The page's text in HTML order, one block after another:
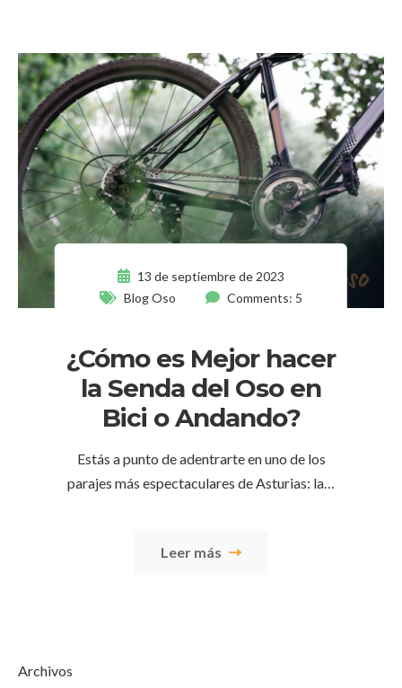
13 de septiembre de 2023
Blog Oso
Comments: 5
¿Cómo es Mejor hacer
la Senda del Oso en
Bici o Andando?
Estás a punto de adentrarte en uno de los
parajes más espectaculares de Asturias: la…
Leer más
Archivos